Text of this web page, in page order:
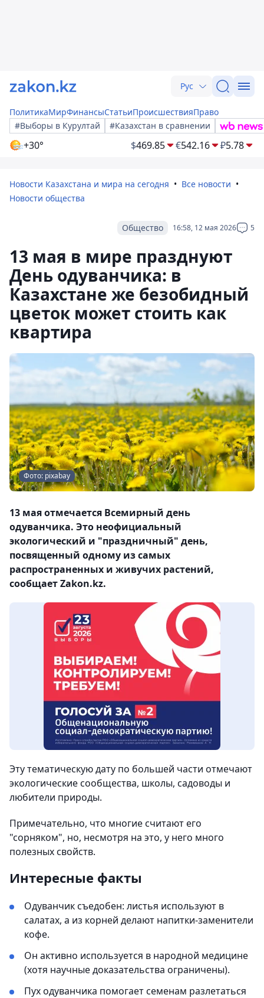
Рус
ПолитикаМирФинансыСтатьиПроисшествияПраво
#Выборы в Курултай
#Казахстан в сравнении
+30° $469.85 €542.16 ₽5.78
Новости Казахстана и мира на сегодня
Все новости
Новости общества
16:58, 12 мая 2026 5
Общество
13 мая в мире празднуют
День одуванчика: в
Казахстане же безобидный
цветок может стоить как
квартира
Фото: pixabay
13 мая отмечается Всемирный день
одуванчика. Это неофициальный
экологический и "праздничный" день,
посвященный одному из самых
распространенных и живучих растений,
сообщает Zakon.kz.
Эту тематическую дату по большей части отмечают
экологические сообщества, школы, садоводы и
любители природы.
Примечательно, что многие считают его
"сорняком", но, несмотря на это, у него много
полезных свойств.
Интересные факты
Одуванчик съедобен: листья используют в
салатах, а из корней делают напитки-заменители
кофе.
Он активно используется в народной медицине
(хотя научные доказательства ограничены).
Пух одуванчика помогает семенам разлетаться